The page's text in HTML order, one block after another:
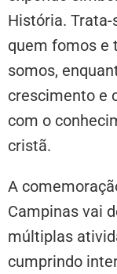
História.
quem fomos e
somos,
crescimento e
com o
cristã.
A
Campinas vai
múltiplas
cumprindo